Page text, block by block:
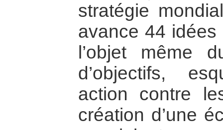
stratégie
avance 44
l’objet même
d’objectifs,
action contre
création d’une